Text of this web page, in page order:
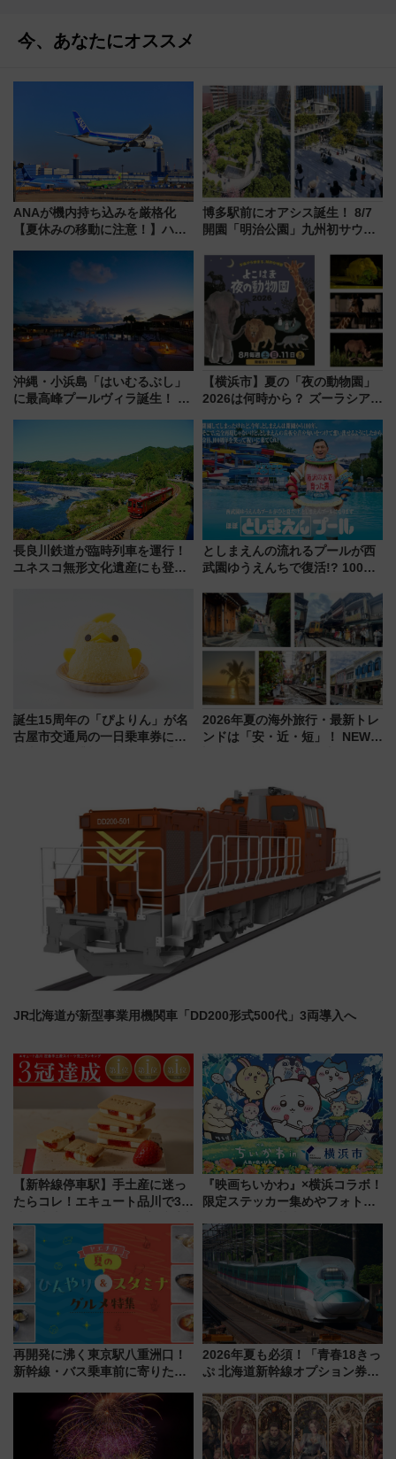
今、あなたにオススメ
ANAが機内持ち込みを厳格化
【夏休みの移動に注意！】ハン
「身の回り品」新サイズ制限
博多駅前にオアシス誕生！ 8/7
開園「明治公園」九州初サウナ
品グルメ登場で駅前の過ごし方
はどう変わる？
沖縄・小浜島「はいむるぶし」
に最高峰プールヴィラ誕生！ 石
【横浜市】夏の「夜の動物園」
2026は何時から？ ズーラシア・
見どころ、限定イベントを徹底
解説！
長良川鉄道が臨時列車を運行！
ユネスコ無形文化遺産にも登録
としまえんの流れるプールが西
武園ゆうえんちで復活!? 100周
イダー」に注目 2026年夏は所
沢へ遊びに行こう
誕生15周年の「ぴよりん」が名
古屋市交通局の一日乗車券に！
2026年夏の海外旅行・最新トレ
ンドは「安・近・短」！ NEWT
旅行術
JR北海道が新型事業用機関車「DD200形式500代」3両導入へ
【新幹線停車駅】手土産に迷っ
たらコレ！エキュート品川で3年
産スイーツとは？
『映画ちいかわ』×横浜コラボ！
限定ステッカー集めやフォトス
いを満喫しよう（花火鑑賞会応
募は7/12まで！）
再開発に沸く東京駅八重洲口！
新幹線・バス乗車前に寄りたい
やり＆スタミナグルメ」6選【新
店舗も！】
2026年夏も必須！「青春18きっ
ぷ 北海道新幹線オプション券」
の罠